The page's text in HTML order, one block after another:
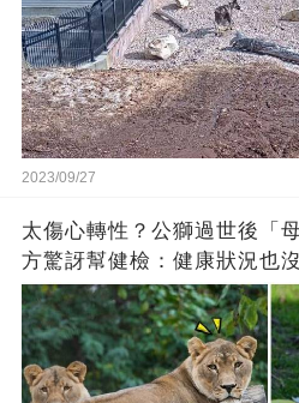
2023/09/27
太傷心轉性？公獅過世後「
方驚訝幫健檢：健康狀況也